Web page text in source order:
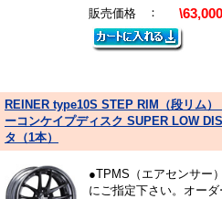
販売価格
： \63,000
REINER type10S STEP RIM（段リム
ーコンケイプディスク SUPER LOW
タ（1本）
●TPMS（エアセンサー
にご指定下さい。オー